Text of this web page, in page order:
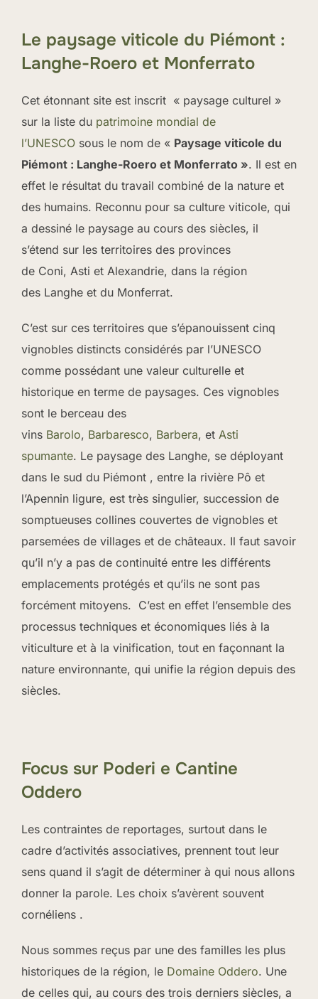
Le paysage viticole du Piémont :
Langhe-Roero et Monferrato
Cet étonnant site est inscrit « paysage culturel »
sur la liste du patrimoine mondial de
l’UNESCO sous le nom de « Paysage viticole du
Piémont : Langhe-Roero et Monferrato ». Il est en
effet le résultat du travail combiné de la nature et
des humains. Reconnu pour sa culture viticole, qui
a dessiné le paysage au cours des siècles, il
s’étend sur les territoires des provinces
de Coni, Asti et Alexandrie, dans la région
des Langhe et du Monferrat.
C’est sur ces territoires que s’épanouissent cinq
vignobles distincts considérés par l’UNESCO
comme possédant une valeur culturelle et
historique en terme de paysages. Ces vignobles
sont le berceau des
vins Barolo, Barbaresco, Barbera, et Asti
spumante. Le paysage des Langhe, se déployant
dans le sud du Piémont , entre la rivière Pô et
l’Apennin ligure, est très singulier, succession de
somptueuses collines couvertes de vignobles et
parsemées de villages et de châteaux. Il faut savoir
qu’il n’y a pas de continuité entre les différents
emplacements protégés et qu’ils ne sont pas
forcément mitoyens. C’est en effet l’ensemble des
processus techniques et économiques liés à la
viticulture et à la vinification, tout en façonnant la
nature environnante, qui unifie la région depuis des
siècles.
Focus sur Poderi e Cantine
Oddero
Les contraintes de reportages, surtout dans le
cadre d’activités associatives, prennent tout leur
sens quand il s’agit de déterminer à qui nous allons
donner la parole. Les choix s’avèrent souvent
cornéliens .
Nous sommes reçus par une des familles les plus
historiques de la région, le Domaine Oddero. Une
de celles qui, au cours des trois derniers siècles, a